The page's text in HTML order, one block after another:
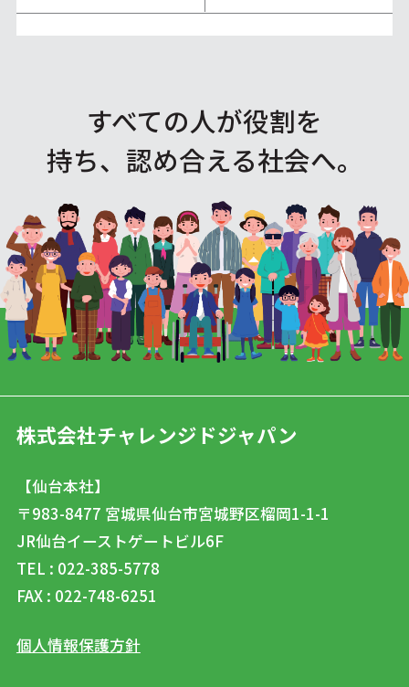
すべての人が役割を
持ち、認め合える社会へ。
株式会社チャレンジドジャパン
【仙台本社】
〒983-8477 宮城県仙台市宮城野区榴岡1-1-1
JR仙台イーストゲートビル6F
TEL : 022-385-5778
FAX : 022-748-6251
個人情報保護方針